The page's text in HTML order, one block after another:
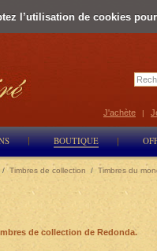
l’utilisation de cookies
BOUTIQUE
J'achète |
/Timbres de collection / Timbres du
de collection de Redonda.